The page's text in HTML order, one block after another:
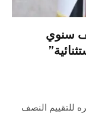
سنوي
للتقييم النصف